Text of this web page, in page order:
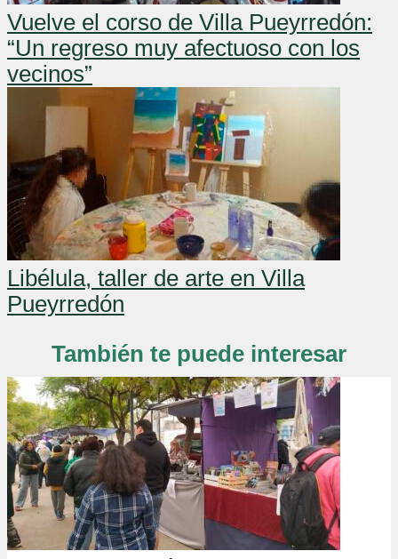
Vuelve el corso de Villa Pueyrredón:
“Un regreso muy afectuoso con los
vecinos”
Libélula, taller de arte en Villa
Pueyrredón
También te puede interesar